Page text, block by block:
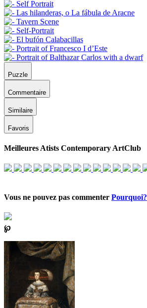
Puzzle
Commentaire
Similaire
Favoris
Meilleures Atists Contemporary ArtClub
Vous ne pouvez pas commenter Pourquoi?
℘